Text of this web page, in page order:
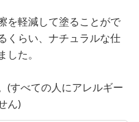
を軽減して塗ることがで
くらい、ナチュラルな仕
た。
(すべての人にアレルギー
ん)